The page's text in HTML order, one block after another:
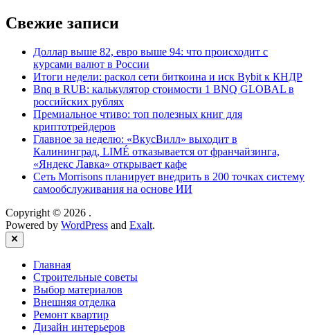
Свежие записи
Доллар выше 82, евро выше 94: что происходит с
курсами валют в России
Итоги недели: раскол сети биткоина и иск Bybit к КНДР
Bnq в RUB: калькулятор стоимости 1 BNQ GLOBAL в
российских рублях
Премиальное чтиво: топ полезных книг для
криптотрейдеров
Главное за неделю: «ВкусВилл» выходит в
Калининград, LIMÉ отказывается от франчайзинга,
«Яндекс Лавка» открывает кафе
Сеть Morrisons планирует внедрить в 200 точках систему
самообслуживания на основе ИИ
Copyright © 2026 .
Powered by WordPress and Exalt.
Close
Главная
Строительные советы
Выбор материалов
Внешняя отделка
Ремонт квартир
Дизайн интерьеров